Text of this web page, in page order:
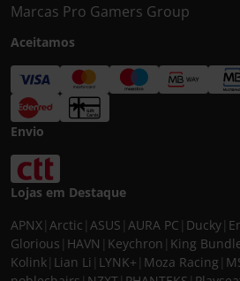
Marcas Pro Gamers Group
Aceitamos
Envio
Lojas em Destaque
APNX Arctic ASUS AURA PC Ducky
Glorious HAVN Keychron King
Kolink Lian Li LYNK+ Moza Racing